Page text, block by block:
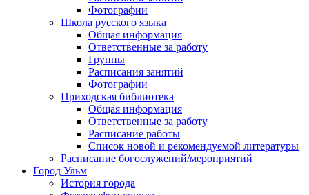
Фотографии
Школа русского языка
Общая информация
Ответственные за работу
Группы
Расписания занятий
Фотографии
Приходская библиотека
Общая информация
Ответственные за работу
Расписание работы
Список новой и рекомендуемой литературы
Расписание богослужений/мероприятий
Город Ульм
История города